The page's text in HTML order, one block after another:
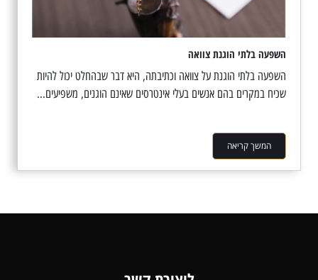
השפעה בלתי הוגנת צוואה
השפעה בלתי הוגנת על צוואה וכתיבתה, היא דבר שבהחלט יכול להיות
שכיח במקרים בהם אנשים בעלי אינטרסים שאינם הוגנים, משפיעים...
המשך קריאה